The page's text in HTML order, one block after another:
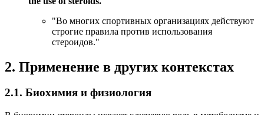
"Во многих спортивных организациях действуют
строгие правила против использования
стероидов."
2. Применение в других контекстах
2.1. Биохимия и физиология